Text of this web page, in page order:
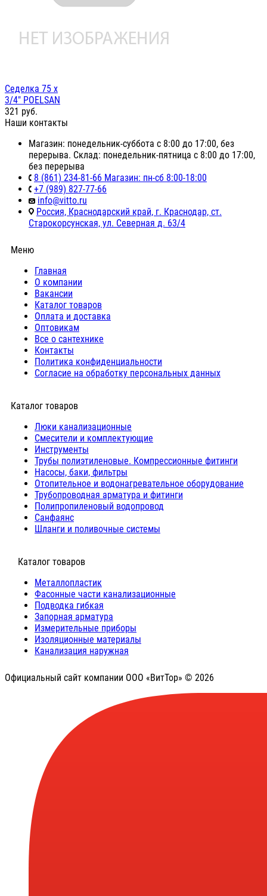
Седелка 75 х
3/4" POELSAN
321 руб.
Наши контакты
Магазин: понедельник-суббота с 8:00 до 17:00, без
перерыва. Склад: понедельник-пятница с 8:00 до 17:00,
без перерыва
8 (861) 234-81-66 Магазин: пн-сб 8:00-18:00
+7 (989) 827-77-66
info@vitto.ru
Россия, Краснодарский край, г. Краснодар, ст.
Старокорсунская, ул. Северная д. 63/4
Меню
Главная
О компании
Вакансии
Каталог товаров
Оплата и доставка
Оптовикам
Все о сантехнике
Контакты
Политика конфиденциальности
Согласие на обработку персональных данных
Каталог товаров
Люки канализационные
Cмесители и комплектующие
Инструменты
Трубы полиэтиленовые. Компрессионные фитинги
Насосы, баки, фильтры
Отопительное и водонагревательное оборудование
Трубопроводная арматура и фитинги
Полипропиленовый водопровод
Санфаянс
Шланги и поливочные системы
⠀Каталог товаров
Металлопластик
Фасонные части канализационные
Подводка гибкая
Запорная арматура
Измерительные приборы
Изоляционные материалы
Канализация наружная
Официальный сайт компании ООО «ВитТор» © 2026